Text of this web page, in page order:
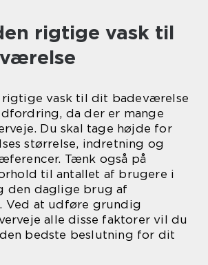
rigtige vask til
vask til dit badeværelse
da der er mange
Du skal tage højde for
størrelse, indretning og
Tænk også på
til antallet af brugere i
den daglige brug af
Ved at udføre grundig
alle disse faktorer vil du
bedste beslutning for dit